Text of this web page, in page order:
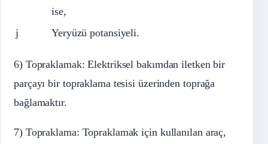
ise,
j
Yeryüzü potansiyeli.
6) Topraklamak: Elektriksel bakımdan iletken bir
parçayı bir topraklama tesisi üzerinden toprağa
bağlamaktır.
7) Topraklama: Topraklamak için kullanılan araç,